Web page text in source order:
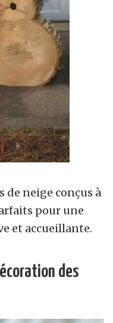
de neige conçus à
pour une
et accueillante.
des